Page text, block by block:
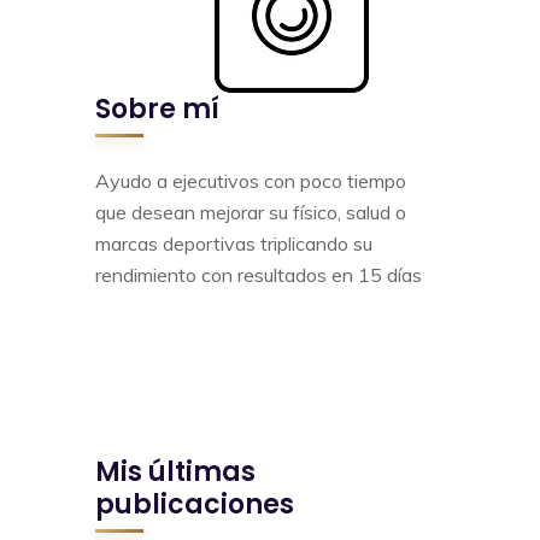
Sobre mí
Ayudo a ejecutivos con poco tiempo
que desean mejorar su físico, salud o
marcas deportivas triplicando su
rendimiento con resultados en 15 días
Mis últimas
publicaciones